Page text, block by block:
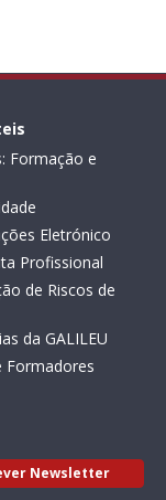
Formação e
Eletrónico
Profissional
de Riscos de
da GALILEU
Formadores
Newsletter